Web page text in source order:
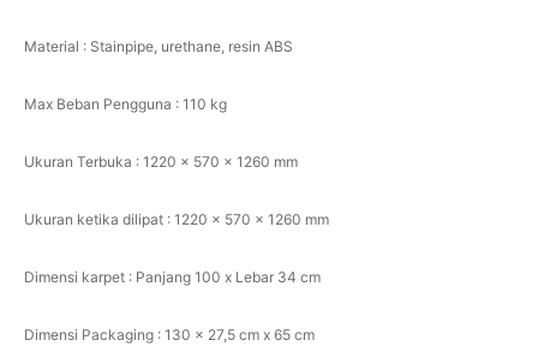
Material : Stainpipe, urethane, resin ABS
Max Beban Pengguna : 110 kg
Ukuran Terbuka : 1220 x 570 x 1260 mm
Ukuran ketika dilipat : 1220 x 570 x 1260 mm
Dimensi karpet : Panjang 100 x Lebar 34 cm
Dimensi Packaging : 130 x 27,5 cm x 65 cm